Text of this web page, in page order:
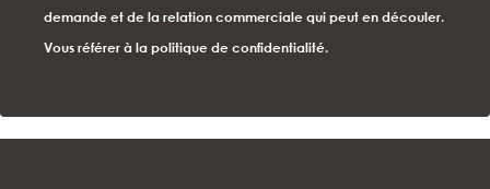
demande et de la relation commerciale qui peut en découler.
Vous référer à la politique de confidentialité.